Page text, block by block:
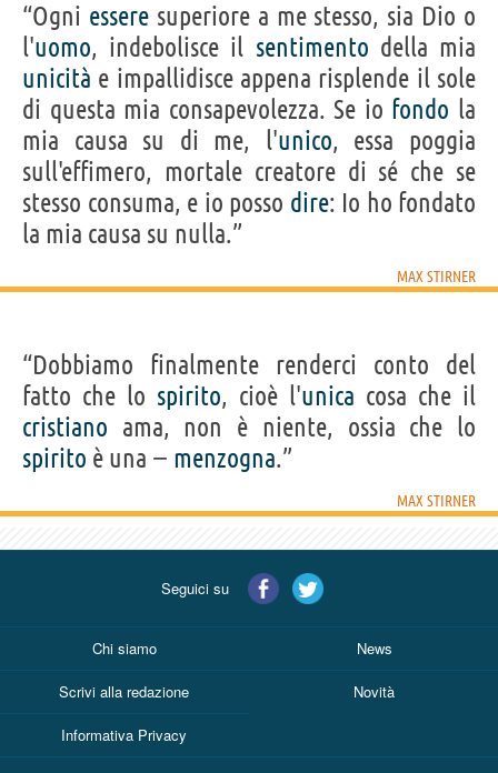
“Ogni esseresuperiore a me stesso, sia Dio o
l'uomo, indebolisce il sentimento della mia
unicità e impallidisce appena risplende il sole
di questa mia consapevolezza. Se io fondo la
mia causa su di me, l'unico, essa poggia
sull'effimero, mortale creatore di sé che se
stesso consuma, e io posso dire: Io ho fondato
la mia causa su nulla.”
MAX STIRNER
“Dobbiamo finalmente renderci conto del
fatto che lo spirito, cioè l'unica cosa che il
cristiano ama, non è niente, ossia che lo
spirito è una − menzogna.”
MAX STIRNER
Seguici su
Chi siamo News
Scrivi alla redazione Novità
Informativa Privacy